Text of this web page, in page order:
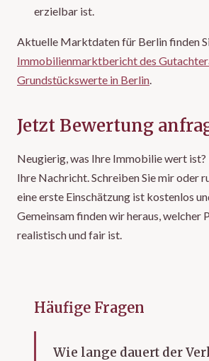
erzielbar ist.
Aktuelle Marktdaten für Berlin finden
Immobilienmarktbericht des
Grundstückswerte in Berlin.
Jetzt Bewertung
Neugierig, was Ihre Immobilie wert ist?
Ihre Nachricht. Schreiben Sie mir oder
eine erste Einschätzung ist kostenlos
Gemeinsam finden wir heraus, welcher
realistisch und fair ist.
Häufige Fragen
Wie lange dauert der